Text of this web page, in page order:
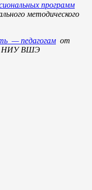
программ
методического
— педагогам от
НИУ ВШЭ